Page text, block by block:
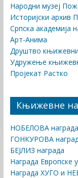
Народни музеј
Историјски архив
Српска академија
Арт-Анима
Друштво
Удружење
Пројекат Растко
Књижевне
НОБЕЛОВА награда
ГОНКУРОВА
БЕЈЛИЗ награда
Награда Европске
Награда ХУГО и